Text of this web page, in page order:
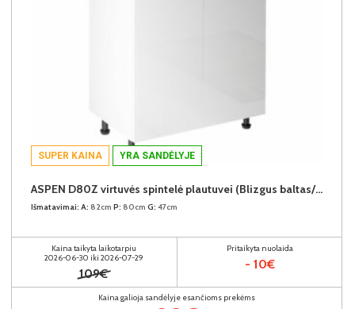
SUPER KAINA YRA SANDĖLYJE
ASPEN D80Z virtuvės spintelė plautuvei (Blizgus baltas/Baltas)
Išmatavimai: A: 82cm P: 80cm G: 47cm
Kaina taikyta laikotarpiu
2026-06-30 iki 2026-07-29
109€
Pritaikyta nuolaida
- 10€
Kaina galioja sandėlyje esančioms prekėms